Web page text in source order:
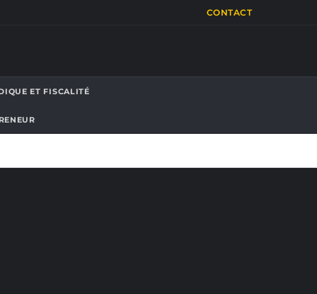
CONTACT
ET FISCALITÉ